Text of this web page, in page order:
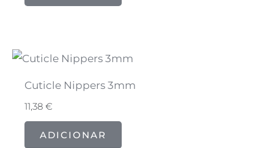
Cuticle Nippers 3mm
11,38€
ADICIONAR